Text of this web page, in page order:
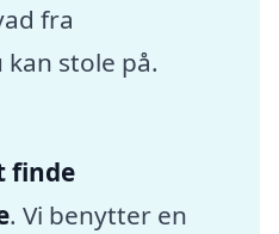
fra
stole på.
finde
. Vi benytter en